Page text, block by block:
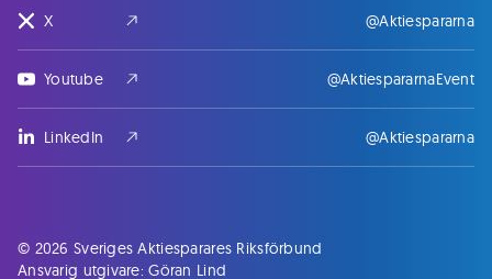
X @Aktiespararna
Youtube @AktiespararnaEvent
LinkedIn @Aktiespararna
© 2026 Sveriges Aktiesparares Riksförbund
Ansvarig utgivare: Göran Lind